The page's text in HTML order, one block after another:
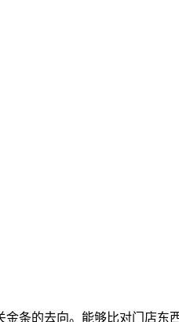
的去向。能够比对门店东